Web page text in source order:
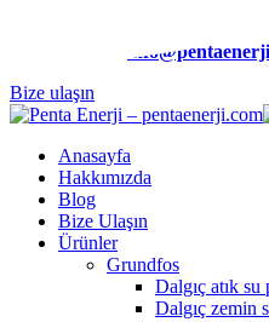
Bize ulaşın
Anasayfa
Hakkımızda
Blog
Bize Ulaşın
Ürünler
Grundfos
Dalgıç atık su
Dalgıç zemin